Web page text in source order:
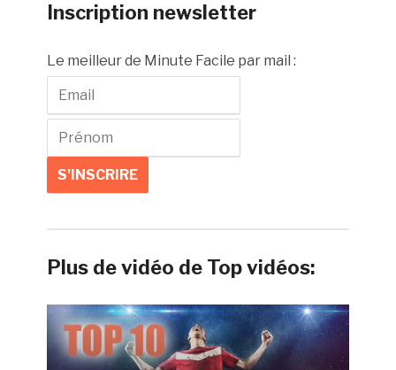
Inscription newsletter
Le meilleur de Minute Facile par mail :
Plus de vidéo de Top vidéos: